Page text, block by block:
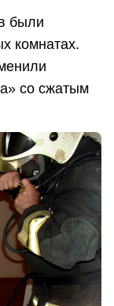
были
комнатах.
со сжатым